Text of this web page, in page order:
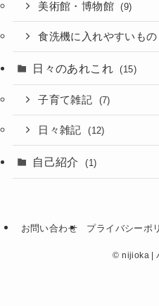
美術館・博物館 (9)
食洗機に入れやすいもの
日々のあれこれ (15)
子育て雑記 (7)
日々雑記 (12)
自己紹介 (1)
お問い合わせ プライバシーポ
© nijioka |